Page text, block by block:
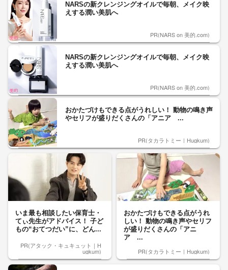
NARSの新クレンジングオイルで毎朝、メイク映
えする潤い美肌へ
PR(NARS on 美的.com)
NARSの新クレンジングオイルで毎朝、メイク映
えする潤い美肌へ
PR(NARS on 美的.com)
おかたづけもできる点がうれしい！ 動物の鳴き声
やセリフが盛りだくさんの「アニア ...
PR(タカラトミー｜Hugkum)
いま最も相談したい保育士・
てぃ先生がアドバイス！ 子ど
もの“おてつだい”に、どん...
PR(アタック・キュキュット｜H
ugkum)
おかたづけもできる点がうれ
しい！ 動物の鳴き声やセリフ
が盛りだくさんの「アニ
ア ...
PR(タカラトミー｜Hugkum)